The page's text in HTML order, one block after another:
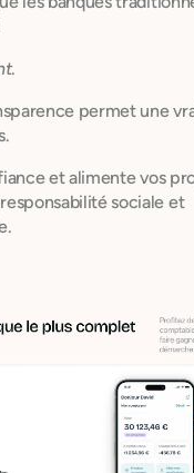
.
permet une
et alimente vos
sociale et